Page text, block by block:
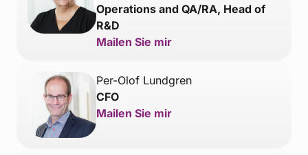
Operations and QA/RA, Head of
R&D
Mailen Sie mir
Per-Olof Lundgren
CFO
Mailen Sie mir